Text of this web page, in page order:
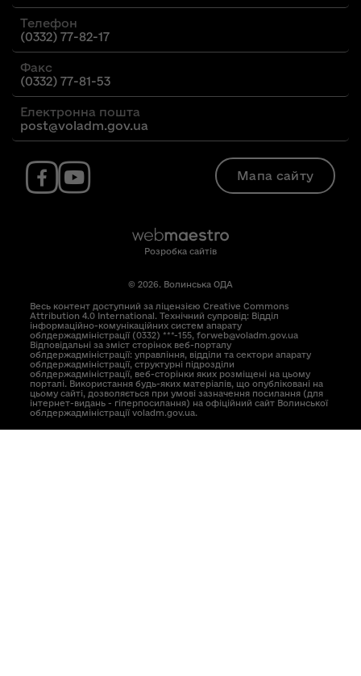
Телефон
(0332) 77-82-17
Факс
(0332) 77-81-53
Електронна пошта
post@voladm.gov.ua
Мапа сайту
Розробка сайтів
© 2026. Волинська ОДА
Весь контент доступний за ліцензією Creative Commons
Attribution 4.0 International. Технічний супровід: Відділ
інформаційно-комунікаційних систем апарату
облдержадміністрації (0332) ***-155, forweb@voladm.gov.ua
Відповідальні за зміст сторінок веб-порталу
облдержадміністрації: управління, відділи та сектори апарату
облдержадміністрації, структурні підрозділи
облдержадміністрації, веб-сторінки яких розміщені на цьому
порталі. Використання будь-яких матеріалів, що опубліковані на
цьому сайті, дозволяється при умові зазначення посилання (для
інтернет-видань - гіперпосилання) на офіційний сайт Волинської
облдержадміністрації voladm.gov.ua.